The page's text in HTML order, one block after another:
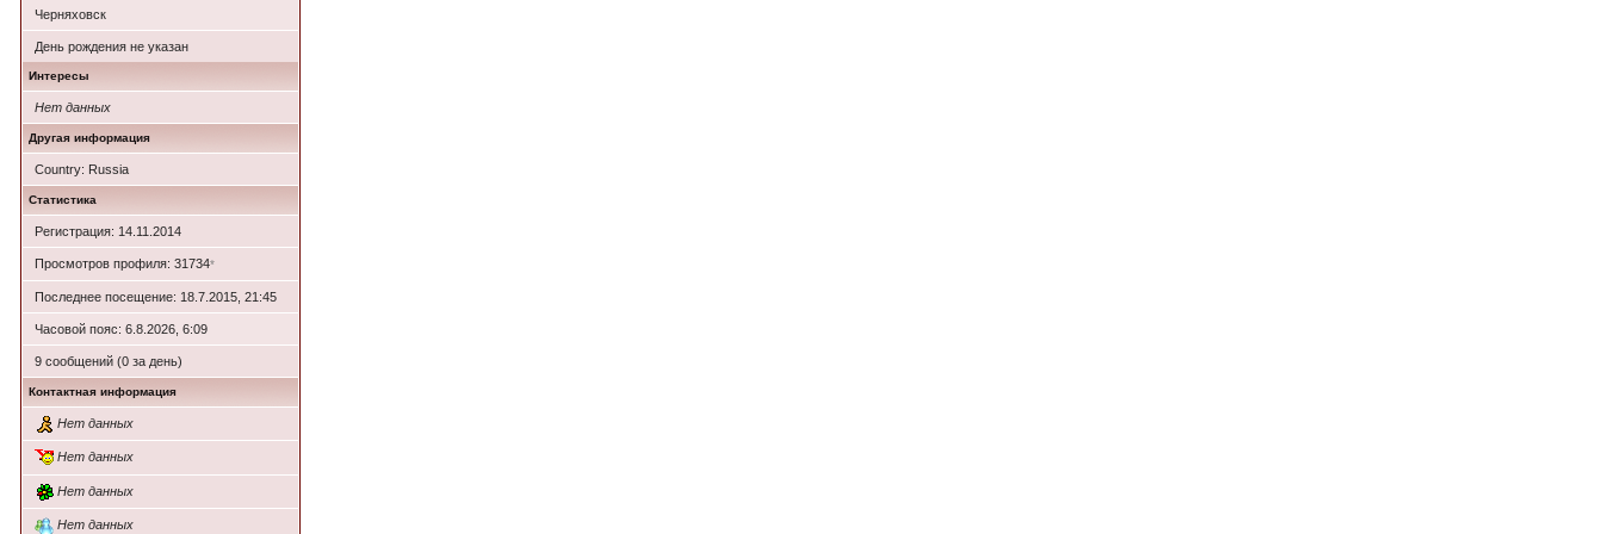
Черняховск
День рождения не указан
Интересы
Нет данных
Другая информация
Country: Russia
Статистика
Регистрация: 14.11.2014
Просмотров профиля: 31734*
Последнее посещение: 18.7.2015, 21:45
Часовой пояс: 6.8.2026, 6:09
9 сообщений (0 за день)
Контактная информация
Нет данных
Нет данных
Нет данных
Нет данных